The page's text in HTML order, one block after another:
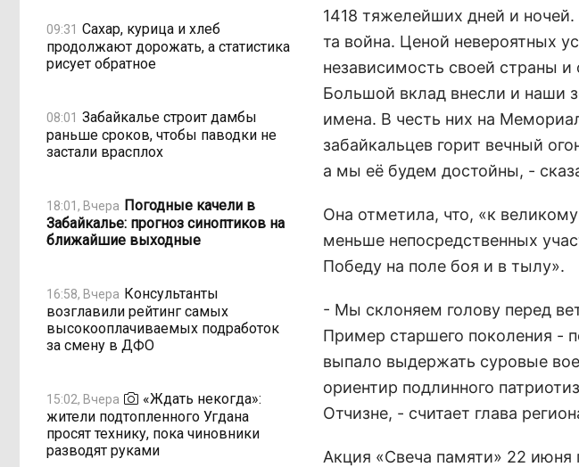
09:31 Сахар, курица и хлеб
продолжают дорожать, а статистика
рисует обратное
08:01 Забайкалье строит дамбы
раньше сроков, чтобы паводки не
застали врасплох
18:01, Вчера Погодные качели в
Забайкалье: прогноз синоптиков на
ближайшие выходные
16:58, Вчера Консультанты
возглавили рейтинг самых
высокооплачиваемых подработок
за смену в ДФО
15:02, Вчера
«Ждать некогда»:
жители подтопленного Угдана
просят технику, пока чиновники
разводят руками
1418 тяжелейших дней и
та война. Ценой невероятных
независимость своей страны
Большой вклад внесли и наши
имена. В честь них на
забайкальцев горит вечный
а мы её будем достойны, -
Она отметила, что, «к
меньше непосредственных
Победу на поле боя и в тылу».
- Мы склоняем голову перед
Пример старшего поколения -
выпало выдержать суровые
ориентир подлинного
Отчизне, - считает глава
Акция «Свеча памяти» 22 июня